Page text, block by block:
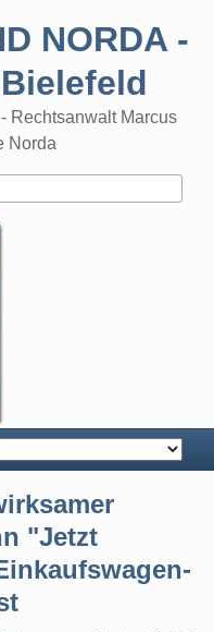
NORDA -
Rechtsanwalt Marcus
Norda
"Jetzt